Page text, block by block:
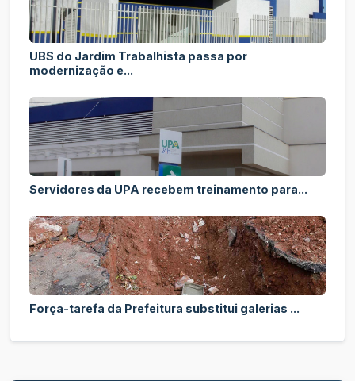
UBS do Jardim Trabalhista passa por
modernização e...
Servidores da UPA recebem treinamento para...
Força-tarefa da Prefeitura substitui galerias ...